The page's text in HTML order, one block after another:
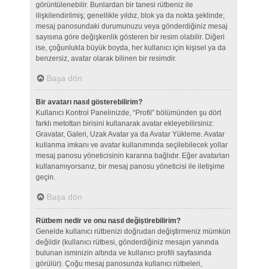
görüntülenebilir. Bunlardan bir tanesi rütbeniz ile
ilişkilendirilmiş; genellikle yıldız, blok ya da nokta şeklinde;
mesaj panosundaki durumunuzu veya gönderdiğiniz mesaj
sayısına göre değişkenlik gösteren bir resim olabilir. Diğeri
ise, çoğunlukla büyük boyda, her kullanıcı için kişisel ya da
benzersiz, avatar olarak bilinen bir resimdir.
Başa dön
Bir avatarı nasıl gösterebilirim?
Kullanıcı Kontrol Panelinizde, “Profil” bölümünden şu dört
farklı metottan birisini kullanarak avatar ekleyebilirsiniz:
Gravatar, Galeri, Uzak Avatar ya da Avatar Yükleme. Avatar
kullanma imkanı ve avatar kullanımında seçilebilecek yollar
mesaj panosu yöneticisinin kararına bağlıdır. Eğer avatarları
kullanamıyorsanız, bir mesaj panosu yöneticisi ile iletişime
geçin.
Başa dön
Rütbem nedir ve onu nasıl değiştirebilirim?
Genelde kullanıcı rütbenizi doğrudan değiştirmeniz mümkün
değildir (kullanıcı rütbesi, gönderdiğiniz mesajın yanında
bulunan isminizin altında ve kullanıcı profili sayfasında
görülür). Çoğu mesaj panosunda kullanıcı rütbeleri,